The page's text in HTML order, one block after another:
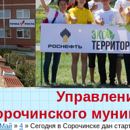
Май » 4 » Сегодня в Сорочинске дан